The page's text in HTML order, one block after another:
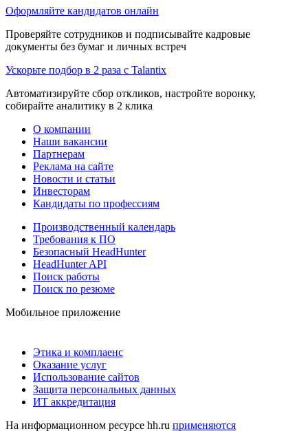
Оформляйте кандидатов онлайн
Проверяйте сотрудников и подписывайте кадровые
документы без бумаг и личных встреч
Ускорьте подбор в 2 раза с Talantix
Автоматизируйте сбор откликов, настройте воронку,
собирайте аналитику в 2 клика
О компании
Наши вакансии
Партнерам
Реклама на сайте
Новости и статьи
Инвесторам
Кандидаты по профессиям
Производственный календарь
Требования к ПО
Безопасный HeadHunter
HeadHunter API
Поиск работы
Поиск по резюме
Мобильное приложение
Этика и комплаенс
Оказание услуг
Использование сайтов
Защита персональных данных
ИТ аккредитация
На информационном ресурсе hh.ru применяются